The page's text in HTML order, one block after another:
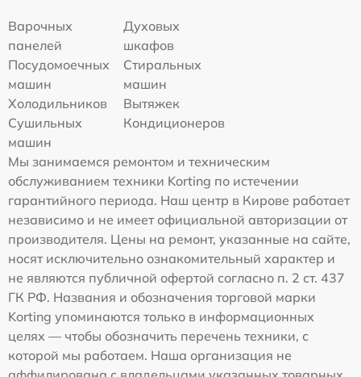
Варочных
панелей
Духовых
шкафов
Посудомоечных
машин
Стиральных
машин
Холодильников
Вытяжек
Сушильных
машин
Кондиционеров
Мы занимаемся ремонтом и техническим
обслуживанием техники Korting по истечении
гарантийного периода. Наш центр в Кирове работает
независимо и не имеет официальной авторизации от
производителя. Цены на ремонт, указанные на сайте,
носят исключительно ознакомительный характер и
не являются публичной офертой согласно п. 2 ст. 437
ГК РФ. Названия и обозначения торговой марки
Korting упоминаются только в информационных
целях — чтобы обозначить перечень техники, с
которой мы работаем. Наша организация не